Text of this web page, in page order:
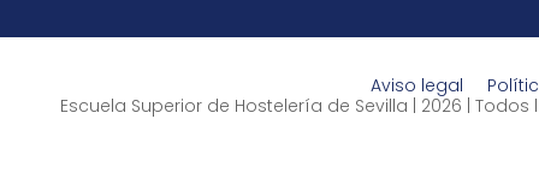
Aviso legal
Escuela Superior de Hostelería de Sevilla | 2026 |